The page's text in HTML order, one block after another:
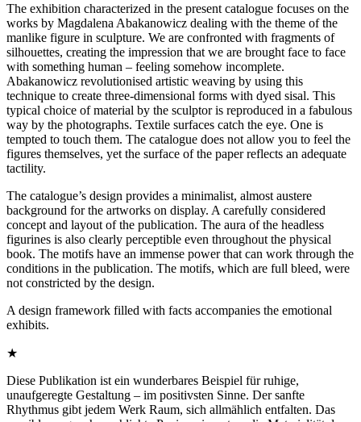
The exhibition characterized in the present catalogue focuses on the
works by Magdalena Abakanowicz dealing with the theme of the
manlike figure in sculpture. We are confronted with fragments of
silhouettes, creating the impression that we are brought face to face
with something human – feeling somehow incomplete.
Abakanowicz revolutionised artistic weaving by using this
technique to create three-dimensional forms with dyed sisal. This
typical choice of material by the sculptor is reproduced in a fabulous
way by the photographs. Textile surfaces catch the eye. One is
tempted to touch them. The catalogue does not allow you to feel the
figures themselves, yet the surface of the paper reflects an adequate
tactility.
The catalogue’s design provides a minimalist, almost austere
background for the artworks on display. A carefully considered
concept and layout of the publication. The aura of the headless
figurines is also clearly perceptible even throughout the physical
book. The motifs have an immense power that can work through the
conditions in the publication. The motifs, which are full bleed, were
not constricted by the design.
A design framework filled with facts accompanies the emotional
exhibits.
★
Diese Publikation ist ein wunderbares Beispiel für ruhige,
unaufgeregte Gestaltung – im positivsten Sinne. Der sanfte
Rhythmus gibt jedem Werk Raum, sich allmählich entfalten. Das